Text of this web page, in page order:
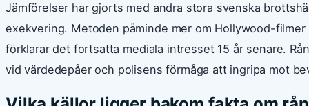
Jämförelser har gjorts med andra stora svenska
exekvering. Metoden påminde mer om Hollywood-
förklarar det fortsatta mediala intresset 15 år senare.
vid värdedepåer och polisens förmåga att ingripa mot